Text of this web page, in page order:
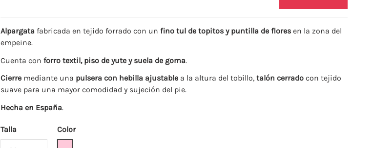
Alpargata fabricada en tejido forrado con unfino tul de topitos y puntilla de flores en la zona del
empeine.
Cuenta conforro textil, piso de yute y suela de goma.
Cierre mediante una pulsera con hebilla ajustable a la altura del tobillo,talón cerrado con tejido
suave para una mayor comodidad y sujeción del pie.
Hecha en España.
Talla
Color